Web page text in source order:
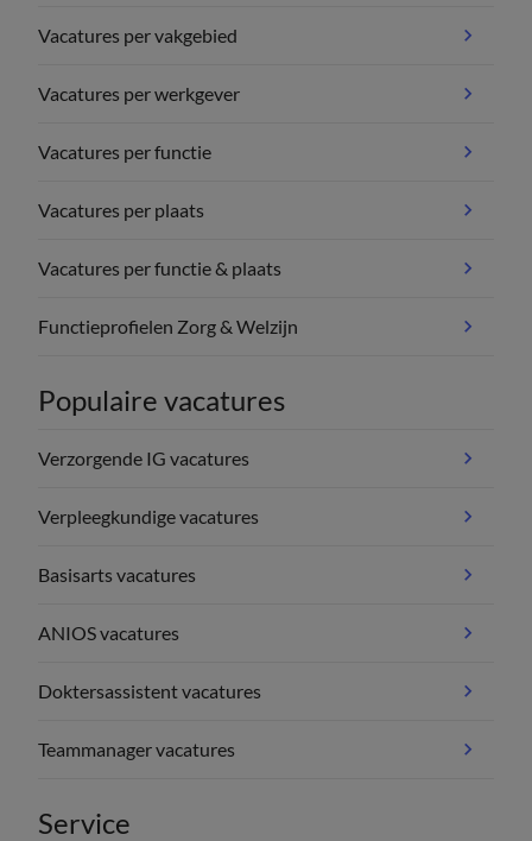
Vacatures per vakgebied
Vacatures per werkgever
Vacatures per functie
Vacatures per plaats
Vacatures per functie & plaats
Functieprofielen Zorg & Welzijn
Populaire vacatures
Verzorgende IG vacatures
Verpleegkundige vacatures
Basisarts vacatures
ANIOS vacatures
Doktersassistent vacatures
Teammanager vacatures
Service